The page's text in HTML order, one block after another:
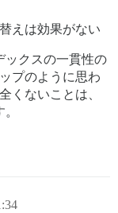
えは効果がない
ックスの一貫性の
プのように思わ
くないことは、